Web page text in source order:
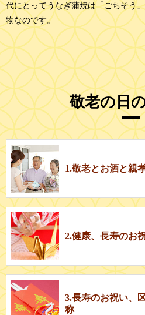
代にとってうなぎ蒲焼は「ごちそう
物なのです。
敬老の日
1.敬老とお酒と親
2.健康、長寿のお
3.長寿のお祝い、
称